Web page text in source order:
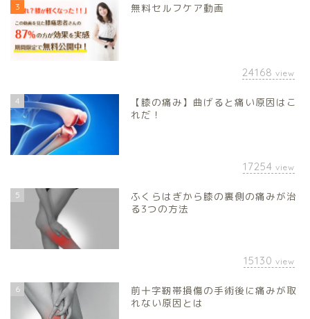
3 無料セルフケア動画
24168 view
4
【膝の痛み】曲げると痛い原因はこ
れだ！
17254 view
5
ふくらはぎから膝の裏側の痛みが治
る3つの方法
15130 view
6
前十字靭帯損傷の手術後に痛みが取
れない原因とは